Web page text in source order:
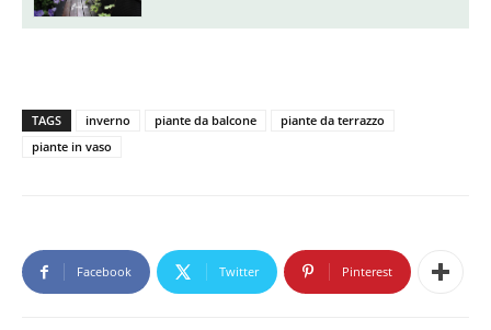
TAGS inverno piante da balcone
piante da terrazzo
piante in vaso
Facebook Twitter Pinterest